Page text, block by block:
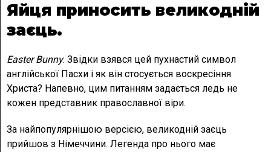
Яйця приносить великодній
заєць.
Easter Bunny. Звідки взявся цей пухнастий символ
англійської Пасхи і як він стосується воскресіння
Христа? Напевно, цим питанням задається ледь не
кожен представник православної віри.
За найпопулярнішою версією, великодній заєць
прийшов з Німеччини. Легенда про нього має